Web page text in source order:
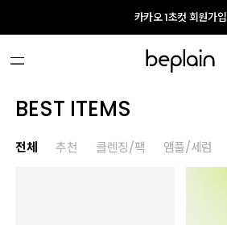
카카오 1초컷 회원가입
BEST ITEMS
전체 추천 클렌징/팩 앰플/세럼